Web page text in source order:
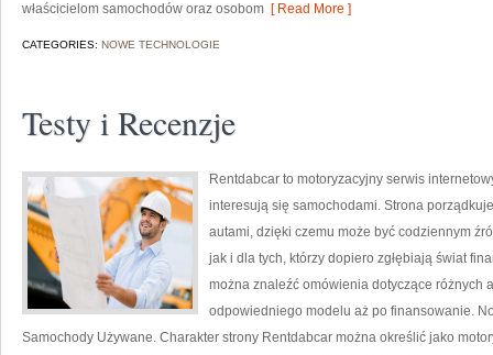
właścicielom samochodów oraz osobom [ Read More ]
CATEGORIES: NOWE TECHNOLOGIE
Testy i Recenzje
Rentdabcar to motoryzacyjny serwis
interesują się samochodami. Strona
autami, dzięki czemu może być codziennym
jak i dla tych, którzy dopiero zgłębiają świat
można znaleźć omówienia dotyczące różnych
odpowiedniego modelu aż po finansowanie.
Samochody Używane. Charakter strony Rentdabcar można określić jako